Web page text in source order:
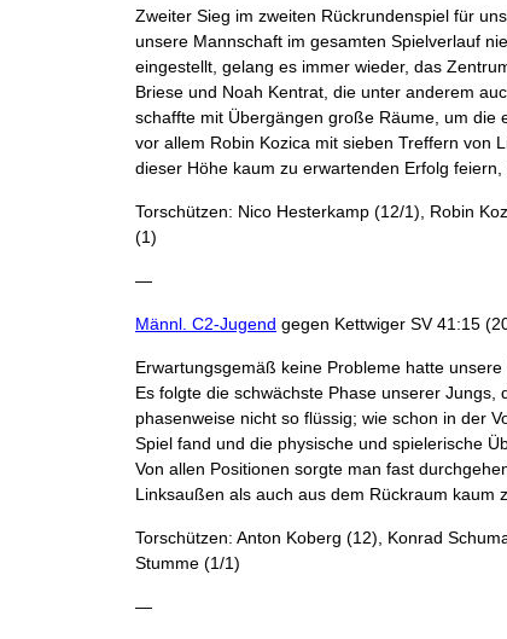
Zweiter Sieg im zweiten Rückrundenspiel für
unsere Mannschaft im gesamten Spielverlauf
eingestellt, gelang es immer wieder, das
Briese und Noah Kentrat, die unter anderem
schaffte mit Übergängen große Räume, um die
vor allem Robin Kozica mit sieben Treffern von
dieser Höhe kaum zu erwartenden Erfolg
Torschützen: Nico Hesterkamp (12/1), Robin
(1)
—
Männl. C2-Jugend gegen Kettwiger SV 41:15
Erwartungsgemäß keine Probleme hatte
Es folgte die schwächste Phase unserer
phasenweise nicht so flüssig; wie schon in der
Spiel fand und die physische und spielerische
Von allen Positionen sorgte man fast
Linksaußen als auch aus dem Rückraum kaum
Torschützen: Anton Koberg (12), Konrad
Stumme (1/1)
—